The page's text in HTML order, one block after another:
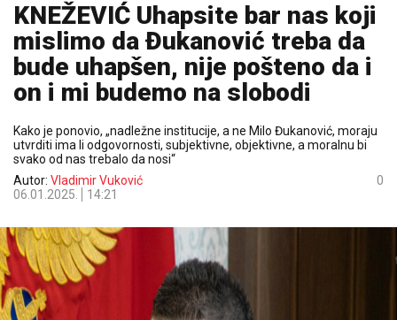
KNEŽEVIĆ Uhapsite bar nas koji
mislimo da Đukanović treba da
bude uhapšen, nije pošteno da i
on i mi budemo na slobodi
Kako je ponovio, „nadležne institucije, a ne Milo Đukanović, moraju
utvrditi ima li odgovornosti, subjektivne, objektivne, a moralnu bi
svako od nas trebalo da nosi“
Autor: Vladimir Vuković
06.01.2025.
14:21
0